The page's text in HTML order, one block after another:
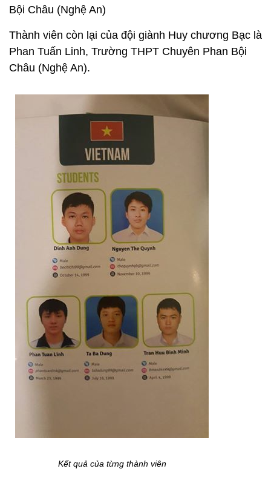
Bội Châu (Nghệ An)
Thành viên còn lại của đội giành Huy chương Bạc là
Phan Tuấn Linh, Trường THPT Chuyên Phan Bội
Châu (Nghệ An).
Kết quả của từng thành viên